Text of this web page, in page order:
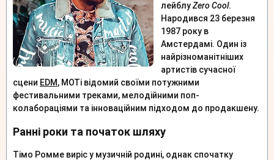
лейблуZero Cool.
Народився 23 березня
1987 року в
Амстердамі. Один із
найрізноманітніших
артистів сучасної
сцени EDM, MOTi відомий своїми потужними
фестивальними треками, мелодійними поп-
колабораціями та інноваційним підходом до продакшену.
Ранні роки та початок шляху
Тімо Ромме виріс у музичній родині, однак спочатку